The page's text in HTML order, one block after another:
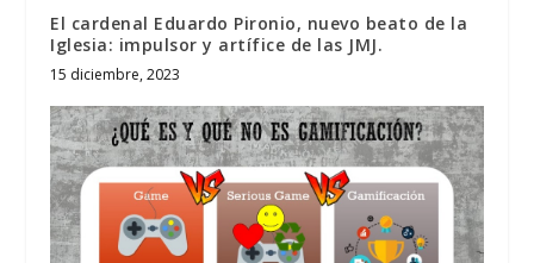
El cardenal Eduardo Pironio, nuevo beato de la
Iglesia: impulsor y artífice de las JMJ.
15 diciembre, 2023